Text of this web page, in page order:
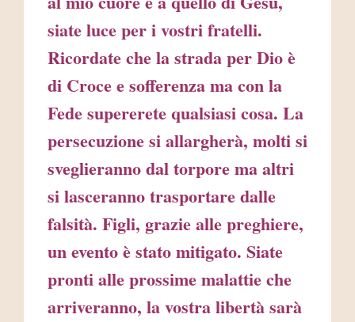
siate luce per i vostri fratelli.
Ricordate che la strada per Dio è
di Croce e sofferenza ma con la
Fede supererete qualsiasi cosa. La
persecuzione si allargherà, molti si
sveglieranno dal torpore ma altri
si lasceranno trasportare dalle
falsità. Figli, grazie alle preghiere,
un evento è stato mitigato. Siate
pronti alle prossime malattie che
arriveranno, la vostra libertà sarà